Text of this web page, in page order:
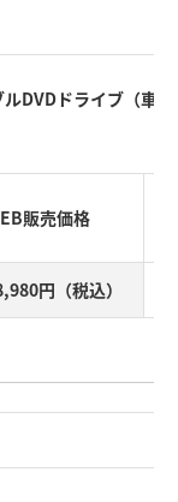
DVDドライブ（車
販売価格
円（税込）